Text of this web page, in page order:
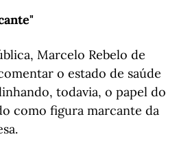
Marcelo Rebelo de
o estado de saúde
todavia, o papel do
como figura marcante da